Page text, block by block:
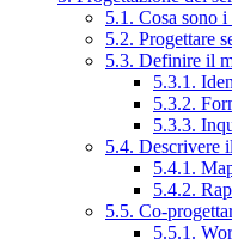
5.1. Cosa sono
5.2. Progettare
5.3. Definire il
5.3.1.
5.3.2.
5.3.3.
5.4. Descrivere
5.4.1.
5.4.2.
5.5. Co-
5.5.1.